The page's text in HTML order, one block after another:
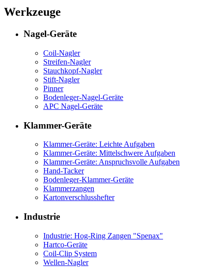
Werkzeuge
Nagel-Geräte
Coil-Nagler
Streifen-Nagler
Stauchkopf-Nagler
Stift-Nagler
Pinner
Bodenleger-Nagel-Geräte
APC Nagel-Geräte
Klammer-Geräte
Klammer-Geräte: Leichte Aufgaben
Klammer-Geräte: Mittelschwere Aufgaben
Klammer-Geräte: Anspruchsvolle Aufgaben
Hand-Tacker
Bodenleger-Klammer-Geräte
Klammerzangen
Kartonverschlusshefter
Industrie
Industrie: Hog-Ring Zangen "Spenax"
Hartco-Geräte
Coil-Clip System
Wellen-Nagler